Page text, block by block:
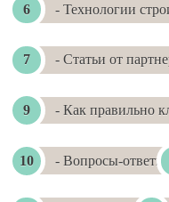
- Технологии
- Статьи от
- Как правильно
- Вопросы-ответы